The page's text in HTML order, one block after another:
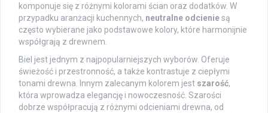
komponuje się z różnymi kolorami ścian oraz dodatków. W
przypadku aranżacji kuchennych, neutralne odcieniesą
często wybierane jako podstawowe kolory, które harmonijnie
współgrają z drewnem.
Biel jest jednym z najpopularniejszych wyborów. Oferuje
świeżość i przestronność, a także kontrastuje z ciepłymi
tonami drewna. Innym zalecanym kolorem jest szarość,
która wprowadza elegancję i nowoczesność. Szarości
dobrze współpracują z różnymi odcieniami drewna, od